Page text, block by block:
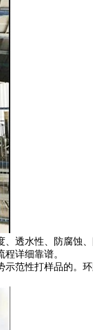
透水性、防腐蚀
详细靠谱。
范性打样品的。